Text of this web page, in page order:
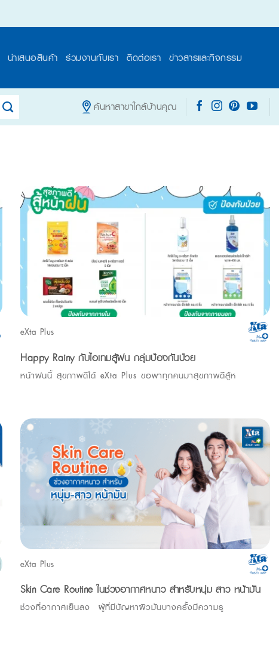
นำเสนอสินค้า ร่วมงานกับเรา ติดต่อเรา ข่าวสารและกิจกรรม
ค้นหาสาขาใกล้บ้านคุณ
eXta Plus
Happy Rainy กับไอเทมสู้ฝน กลุ่มป้องกันป่วย
หน้าฝนนี้ สุขภาพดีได้ eXta Plus ขอพาทุกคนมาสุขภาพดีสู้ห
eXta Plus
Skin Care Routine ในช่วงอากาศหนาว สำหรับหนุ่ม-สาว หน้ามัน
ช่วงที่อากาศเย็นลง ผู้ที่มีปัญหาผิวมันบางครั้งมีความรู